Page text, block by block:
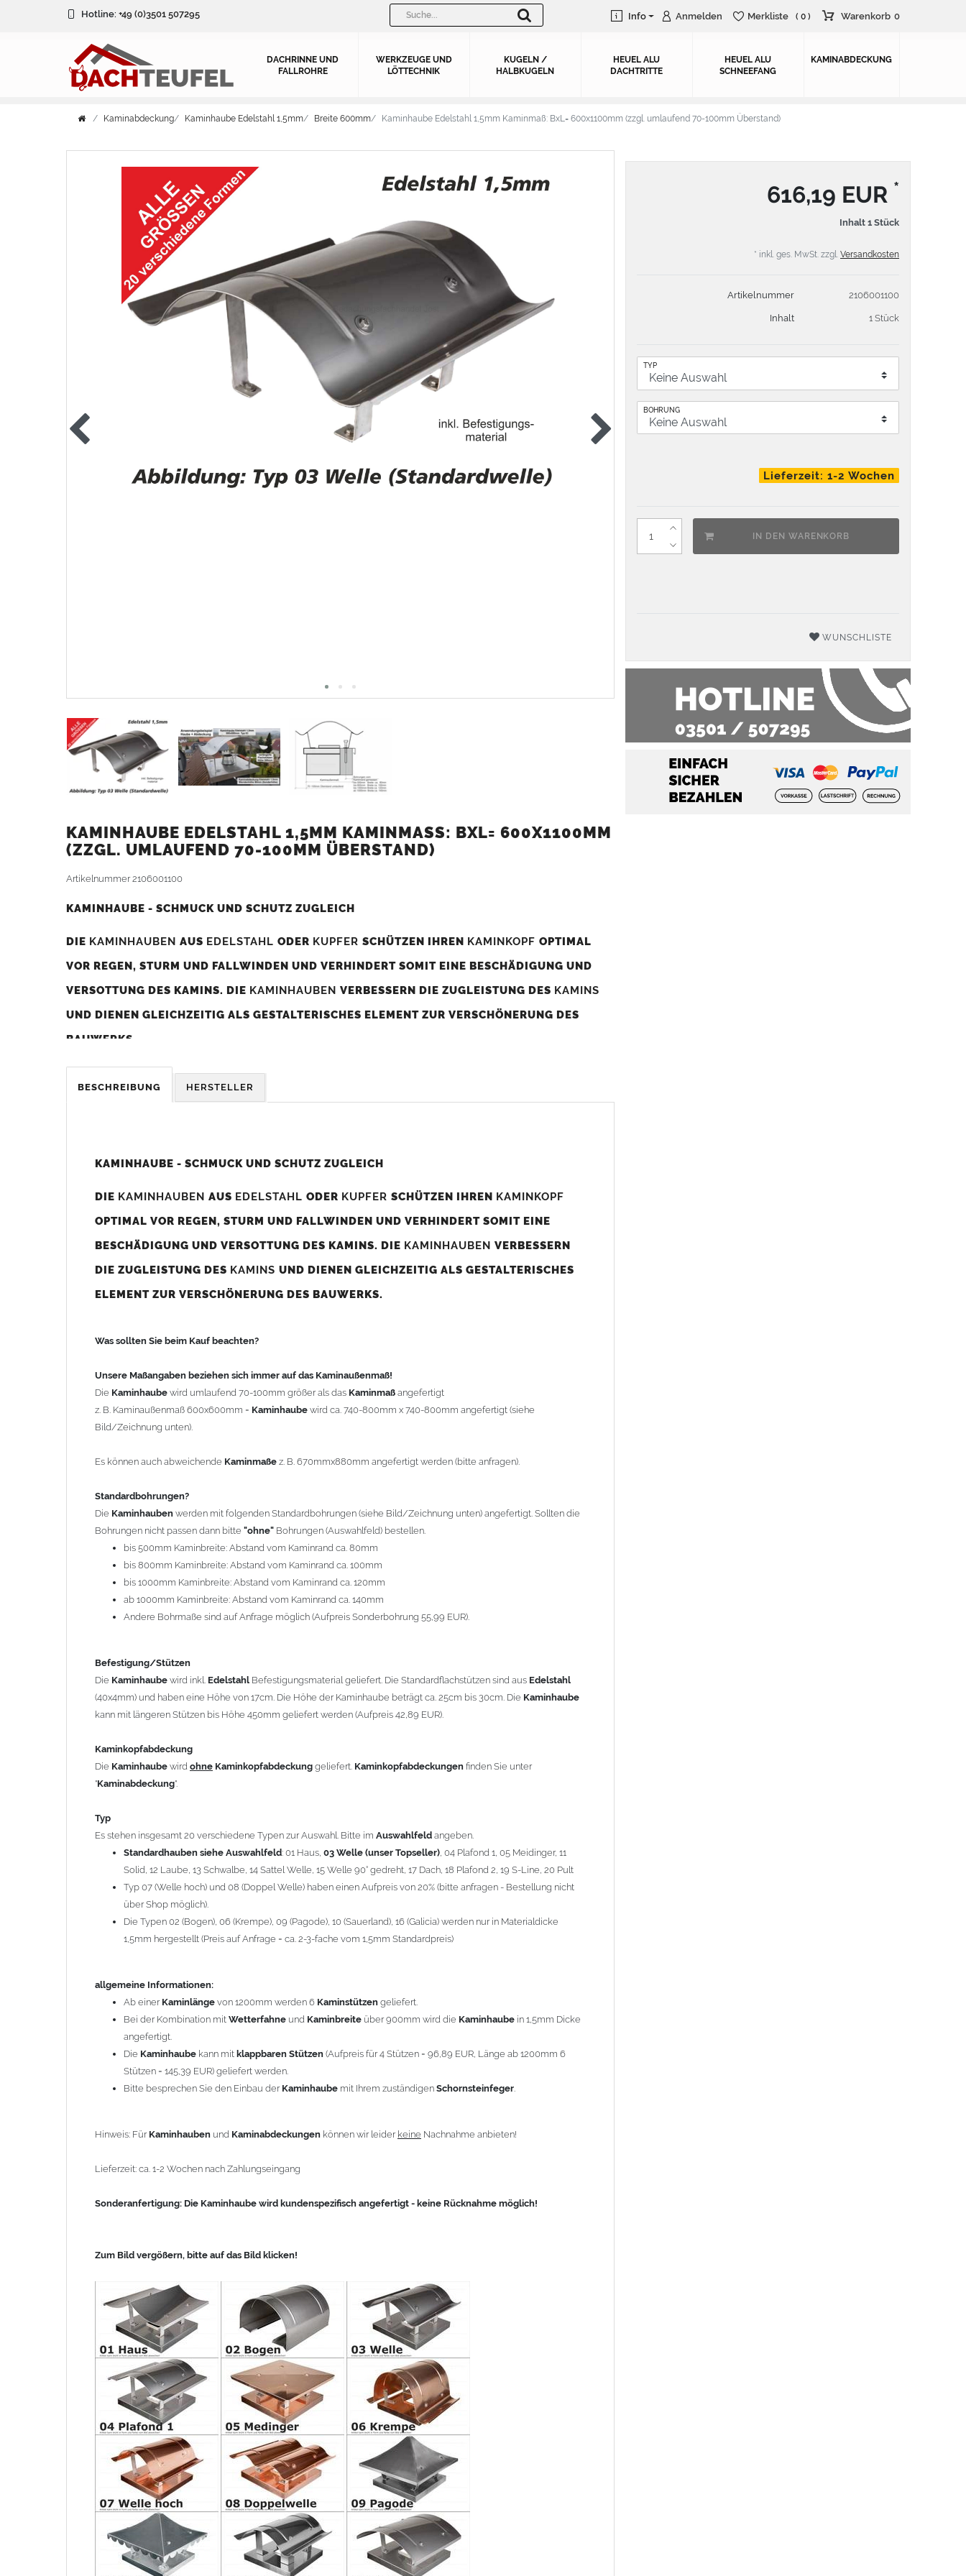
Hotline: +49 (0)3501 507295 Info Anmelden Merkliste ( 0 ) Warenkorb 0
DACHRINNE UND
FALLROHRE
WERKZEUGE UND
LÖTTECHNIK
KUGELN /
HALBKUGELN
HEUEL ALU
DACHTRITTE
HEUEL ALU
SCHNEEFANG
KAMINABDECKUNG
Kaminabdeckung Kaminhaube Edelstahl 1,5mm Breite 600mm Kaminhaube Edelstahl 1,5mm Kaminmaß: BxL= 600x1100mm (zzgl. umlaufend 70-100mm Überstand)
616,19 EUR *
Inhalt 1 Stück
* inkl. ges. MwSt. zzgl. Versandkosten
Artikelnummer 2106001100
Inhalt 1 Stück
TYP
BOHRUNG
Lieferzeit: 1-2 Wochen
IN DEN WARENKORB
WUNSCHLISTE
KAMINHAUBE EDELSTAHL 1,5MM KAMINMASS: BXL= 600X1100MM (
ZZGL. UMLAUFEND 70-100MM ÜBERSTAND)
Artikelnummer2106001100
KAMINHAUBE - SCHMUCK UND SCHUTZ ZUGLEICH
DIE KAMINHAUBEN AUS EDELSTAHL ODER KUPFER SCHÜTZEN IHREN KAMINKOPF OPTIMAL
VOR REGEN, STURM UND FALLWINDEN UND VERHINDERT SOMIT EINE BESCHÄDIGUNG UND
VERSOTTUNG DES KAMINS. DIE KAMINHAUBEN VERBESSERN DIE ZUGLEISTUNG DES KAMINS
UND DIENEN GLEICHZEITIG ALS GESTALTERISCHES ELEMENT ZUR VERSCHÖNERUNG DES
BAUWERKS.
Was sollten Sie beim Kauf beachten?
Standardbohrungen?
Bohrungen nicht passen dann bitte"ohne"Bohrungen (Auswahlfeld) bestellen.
bis 500mm Kaminbreite: Abstand vom Kaminrand ca. 80mm
ab 1000mm Kaminbreite: Abstand vom Kaminrand ca. 140mm
Befestigung/Stützen
Kaminhaubewird inkl.Edelstahl
kann mit längeren Stützen bis Höhe 450mm geliefert werden (Aufpreis 42,89 EUR).
Kaminkopfabdeckung
Kaminhaubewirdohne Kaminkopfabdeckunggeliefert.Kaminkopfabdeckungenfinden Sie unter
Kaminabdeckung".
Es stehen insgesamt 20 verschiedene Typen zur Auswahl. Bitte imAuswahlfeld
Standardhauben siehe Auswahlfeld: 01 Haus,03 Welle (unser Topseller)
12 Laube, 13 Schwalbe, 14 Sattel Welle, 15 Welle 90° gedreht, 17 Dach, 18 Plafond 2, 19 S-Line, 20 Pult
Die Typen 02 (Bogen), 06 (Krempe), 09 (Pagode), 10 (Sauerland), 16 (Galicia) werden nur in Materialdicke 1,5mm
hergestellt (Preis auf Anfrage = ca. 2-3-fache vom 1,5mm Standardpreis)
Ab einerKaminlänge
Bei der Kombination mitWetterfahneundKaminbreite über 900mm wird dieKaminhaubein 1,5mm Dicke
angefertigt.
= 145,39 EUR) geliefert werden.
Bitte besprechen Sie den Einbau derKaminhaubemit Ihrem zuständigenSchornsteinfeger
Zum Bild vergößern, bitte auf das Bild klicken!
BESCHREIBUNG HERSTELLER
KAMINHAUBE - SCHMUCK UND SCHUTZ ZUGLEICH
DIE KAMINHAUBEN AUS EDELSTAHL ODER KUPFER SCHÜTZEN IHREN KAMINKOPF
OPTIMAL VOR REGEN, STURM UND FALLWINDEN UND VERHINDERT SOMIT EINE
BESCHÄDIGUNG UND VERSOTTUNG DES KAMINS. DIE KAMINHAUBEN VERBESSERN
DIE ZUGLEISTUNG DES KAMINS UND DIENEN GLEICHZEITIG ALS GESTALTERISCHES
ELEMENT ZUR VERSCHÖNERUNG DES BAUWERKS.
Was sollten Sie beim Kauf beachten?
Unsere Maßangaben beziehen sich immer auf das Kaminaußenmaß!
Die Kaminhaube wird umlaufend 70-100mm größer als das Kaminmaß angefertigt
z. B. Kaminaußenmaß 600x600mm = Kaminhaube wird ca. 740-800mm x 740-800mm angefertigt (siehe
Bild/Zeichnung unten).
Es können auch abweichende Kaminmaße z. B. 670mmx880mm angefertigt werden (bitte anfragen).
Standardbohrungen?
Die Kaminhauben werden mit folgenden Standardbohrungen (siehe Bild/Zeichnung unten) angefertigt. Sollten die
Bohrungen nicht passen dann bitte "ohne" Bohrungen (Auswahlfeld) bestellen.
bis 500mm Kaminbreite: Abstand vom Kaminrand ca. 80mm
bis 800mm Kaminbreite: Abstand vom Kaminrand ca. 100mm
bis 1000mm Kaminbreite: Abstand vom Kaminrand ca. 120mm
ab 1000mm Kaminbreite: Abstand vom Kaminrand ca. 140mm
Andere Bohrmaße sind auf Anfrage möglich (Aufpreis Sonderbohrung 55,99 EUR).
Befestigung/Stützen
Die Kaminhaube wird inkl. Edelstahl Befestigungsmaterial geliefert. Die Standardflachstützen sind aus Edelstahl
(40x4mm) und haben eine Höhe von 17cm. Die Höhe der Kaminhaube beträgt ca. 25cm bis 30cm. Die Kaminhaube
kann mit längeren Stützen bis Höhe 450mm geliefert werden (Aufpreis 42,89 EUR).
Kaminkopfabdeckung
Die Kaminhaube wird ohne Kaminkopfabdeckung geliefert. Kaminkopfabdeckungen finden Sie unter
"Kaminabdeckung".
Typ
Es stehen insgesamt 20 verschiedene Typen zur Auswahl. Bitte im Auswahlfeld angeben.
Standardhauben siehe Auswahlfeld: 01 Haus, 03 Welle (unser Topseller) , 04 Plafond 1, 05 Meidinger, 11
Solid, 12 Laube, 13 Schwalbe, 14 Sattel Welle, 15 Welle 90° gedreht, 17 Dach, 18 Plafond 2, 19 S-Line, 20 Pult
Typ 07 (Welle hoch) und 08 (Doppel Welle) haben einen Aufpreis von 20% (bitte anfragen - Bestellung nicht
über Shop möglich).
Die Typen 02 (Bogen), 06 (Krempe), 09 (Pagode), 10 (Sauerland), 16 (Galicia) werden nur in Materialdicke
1,5mm hergestellt (Preis auf Anfrage = ca. 2-3-fache vom 1,5mm Standardpreis)
allgemeine Informationen:
Ab einer Kaminlänge von 1200mm werden 6 Kaminstützen geliefert.
Bei der Kombination mit Wetterfahne und Kaminbreite über 900mm wird die Kaminhaube in 1,5mm Dicke
angefertigt.
Die Kaminhaube kann mit klappbaren Stützen (Aufpreis für 4 Stützen = 96,89 EUR, Länge ab 1200mm 6
Stützen = 145,39 EUR) geliefert werden.
Bitte besprechen Sie den Einbau der Kaminhaube mit Ihrem zuständigen Schornsteinfeger
Hinweis: Für Kaminhauben und Kaminabdeckungen können wir leider keine Nachnahme anbieten!
Lieferzeit: ca. 1-2 Wochen nach Zahlungseingang
Sonderanfertigung: Die Kaminhaube wird kundenspezifisch angefertigt - keine Rücknahme möglich!
Zum Bild vergößern, bitte auf das Bild klicken!